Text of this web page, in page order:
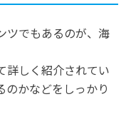
ツでもあるのが、海
詳しく紹介されてい
のかなどをしっかり